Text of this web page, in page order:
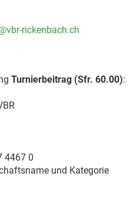
rickenbach.ch
Turnierbeitrag (Sfr. 60.00):
4467 0
und Kategorie